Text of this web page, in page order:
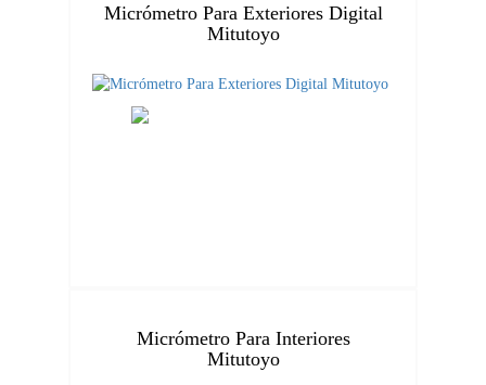
Micrómetro Para Exteriores Digital
Mitutoyo
Micrómetro Para Interiores
Mitutoyo